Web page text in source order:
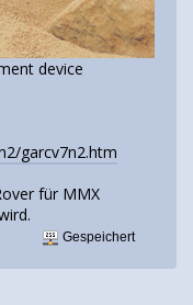
device
garcv7n2.htm
für MMX
Gespeichert